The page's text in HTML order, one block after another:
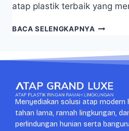
atap plastik terbaik yang
BACA SELENGKAPNYA
Menyediakan solusi atap
tahan lama, ramah lingkungan,
perlindungan hunian serta